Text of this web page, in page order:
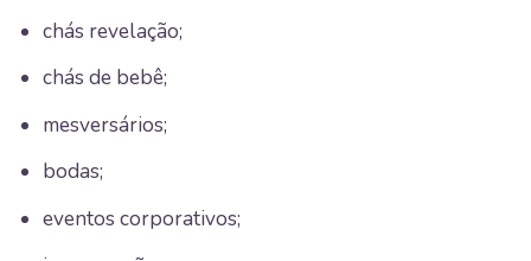
chás revelação;
chás de bebê;
mesversários;
bodas;
eventos corporativos;